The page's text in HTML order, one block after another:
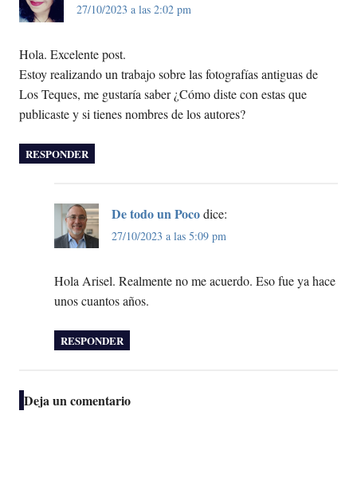
27/10/2023 a las 2:02 pm
Hola. Excelente post.
Estoy realizando un trabajo sobre las fotografías antiguas de
Los Teques, me gustaría saber ¿Cómo diste con estas que
publicaste y si tienes nombres de los autores?
RESPONDER
De todo un Pocodice:
27/10/2023 a las 5:09 pm
Hola Arisel. Realmente no me acuerdo. Eso fue ya hace
unos cuantos años.
RESPONDER
Deja un comentario